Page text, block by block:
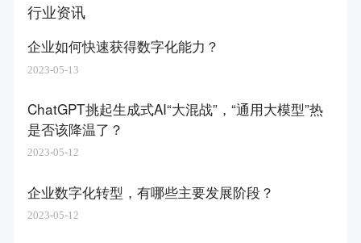
行业资讯
企业如何快速获得数字化能力？
2023-05-13
ChatGPT挑起生成式AI“大混战”，“通用大模型”热
是否该降温了？
2023-05-12
企业数字化转型，有哪些主要发展阶段？
2023-05-12